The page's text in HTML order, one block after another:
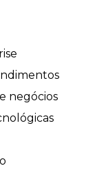
negócios